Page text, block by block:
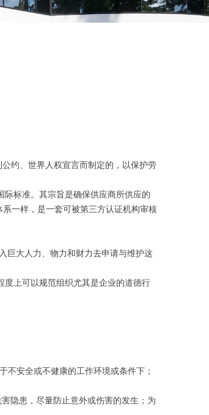
约、世界人权宣言而制定的，以保护劳
标准。其宗旨是确保供应商所供应的
一样，是一套可被第三方认证机构审核
巨大人力、物力和财力去申请与维护这
度上可以规范组织尤其是企业的道德行
安全或不健康的工作环境或条件下；
隐患，尽量防止意外或伤害的发生；为